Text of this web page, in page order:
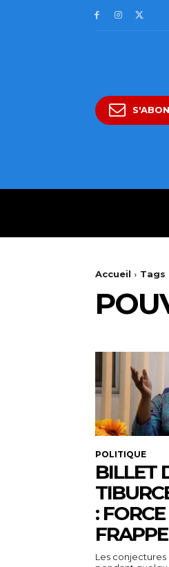
Accueil Tags
POLITIQUE
BILLET
:
Les conjectures